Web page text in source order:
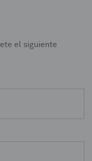
el siguiente